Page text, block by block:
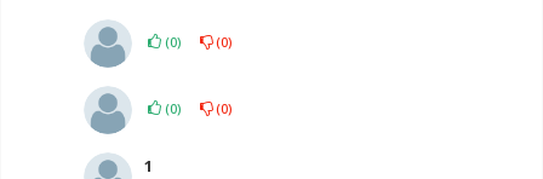
(0) (0)
(0) (0)
1